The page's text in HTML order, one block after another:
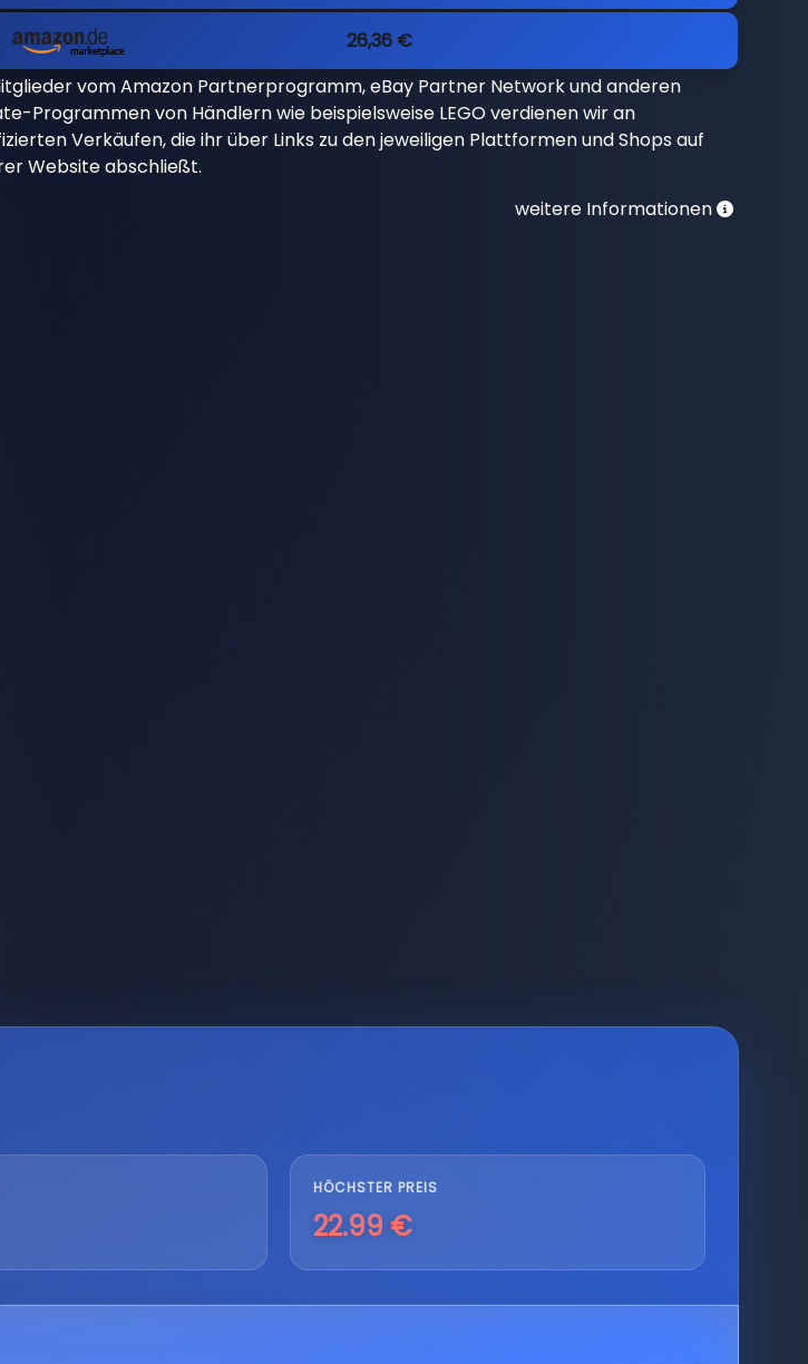
26,36 €
vom Amazon Partnerprogramm, eBay Partner Network und anderen
Programmen von Händlern wie beispielsweise LEGO verdienen wir an
Verkäufen, die ihr über Links zu den jeweiligen Plattformen und Shops auf
Website abschließt.
weitere Informationen
HÖCHSTER PREIS
22.99 €